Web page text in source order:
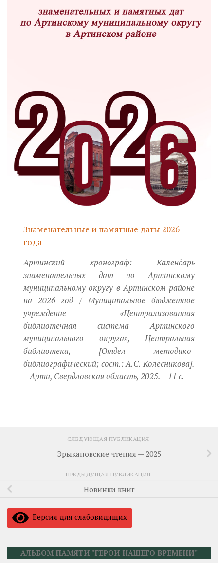
Знаменательные и памятные даты 2026
года
Артинский хронограф: Календарь
знаменательных дат по Артинскому
муниципальному округу в Артинском районе
на 2026 год / Муниципальное бюджетное
учреждение «Централизованная
библиотечная система Артинского
муниципального округа», Центральная
библиотека, [Отдел методико-
библиографический; сост.: А.С. Колесникова].
– Арти, Свердловская область, 2025. – 11 с.
СЛЕДУЮЩАЯ ПУБЛИКАЦИЯ
Эрыкановские чтения — 2025
ПРЕДЫДУЩАЯ ПУБЛИКАЦИЯ
Новинки книг
Версия для слабовидящих
АЛЬБОМ ПАМЯТИ "ГЕРОИ НАШЕГО ВРЕМЕНИ"